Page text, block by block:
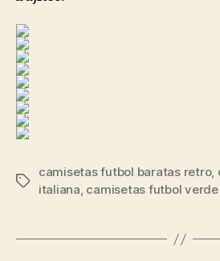
Etiquetas
camisetas futbol baratas retro,
italiana, camisetas futbol